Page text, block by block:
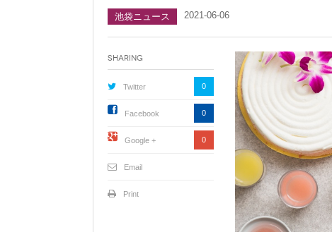
池袋ニュース 2021-06-06
Sharing
Twitter 0
Facebook 0
Google + 0
Email
Print